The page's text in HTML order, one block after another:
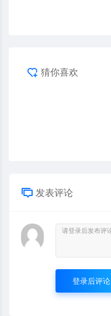
猜你喜欢
发表评论
登录后评论